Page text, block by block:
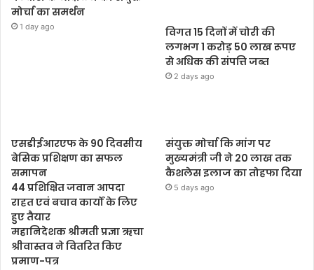
मोर्चा का समर्थन
1 day ago
विगत 15 दिनों में चोरी की
लगभग 1 करोड़ 50 लाख रूपए
से अधिक की संपत्ति जब्‍त
2 days ago
एसडीईआरएफ के 90 दिवसीय
बेसिक प्रशिक्षण का सफल
समापन
44 प्रशिक्षित जवान आपदा
राहत एवं बचाव कार्यों के लिए
हुए तैयार
महानिदेशक श्रीमती प्रज्ञा ऋचा
श्रीवास्तव ने वितरित किए
प्रमाण-पत्र
संयुक्त मोर्चा कि मांग पर
मुख्यमंत्री जी ने 20 लाख तक
कैशलेस इलाज का तोहफा दिया
5 days ago